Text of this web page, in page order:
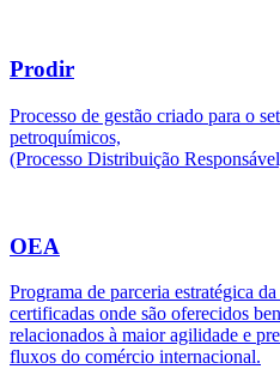
Prodir
Processo de gestão criado para o
petroquímicos,
(Processo Distribuição
OEA
Programa de parceria estratégica
certificadas onde são oferecidos
relacionados à maior agilidade e
fluxos do comércio internacional.